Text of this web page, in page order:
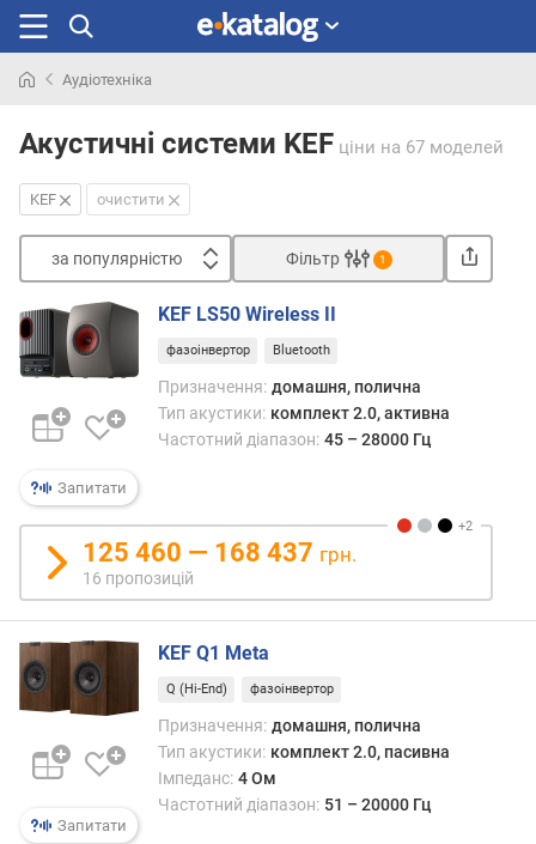
раніше
Аудіотехніка
Акустичні системи KEF ціни на 67 моделей
KEF очистити
за популярністю
п
о
п
л
я
р
н
і
с
в
д
д
ш
Фільтр 1
Запитати
KEF LS50 Wireless II
фазоінвертор Bluetooth
Призначення: домашня, полична
Тип акустики: комплект 2.0, активна
Частотний діапазон: 45 – 28000 Гц
125 460 — 168 437 грн.
16 пропозицій
Запитати
KEF Q1 Meta
Q (Hi-End) фазоінвертор
Призначення: домашня, полична
Тип акустики: комплект 2.0, пасивна
Імпеданс: 4 Ом
Частотний діапазон: 51 – 20000 Гц